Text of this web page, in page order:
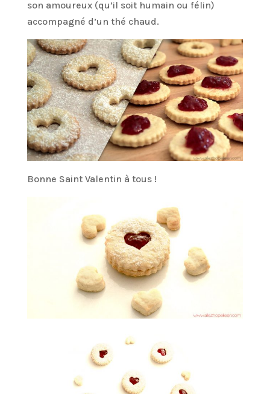
son amoureux (qu’il soit humain ou félin)
accompagné d’un thé chaud.
Bonne Saint Valentin à tous !